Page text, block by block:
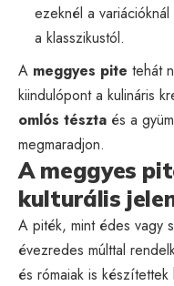
ezeknél a
a klasszikustól.
A meggyes pite tehát
kiindulópont a kulináris
omlós tészta és a
megmaradjon.
A meggyes
kulturális
A piték, mint édes vagy
évezredes múlttal
és rómaiak is